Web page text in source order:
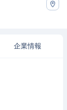
企業情報